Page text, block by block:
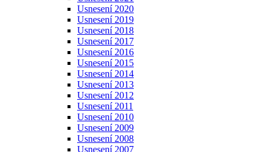
Usnesení 2020
Usnesení 2019
Usnesení 2018
Usnesení 2017
Usnesení 2016
Usnesení 2015
Usnesení 2014
Usnesení 2013
Usnesení 2012
Usnesení 2011
Usnesení 2010
Usnesení 2009
Usnesení 2008
Usnesení 2007